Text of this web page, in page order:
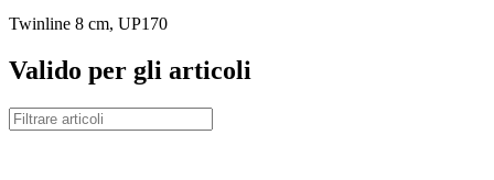
Twinline 8 cm, UP170
Valido per gli articoli